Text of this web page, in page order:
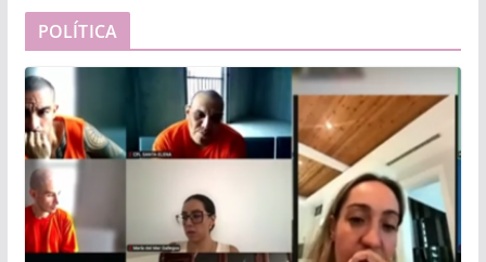
POLÍTICA